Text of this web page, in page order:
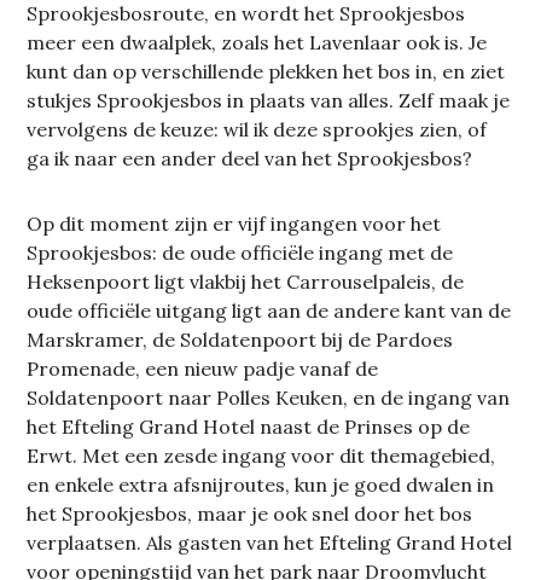
Sprookjesbosroute, en wordt het Sprookjesbos
meer een dwaalplek, zoals het Lavenlaar ook is. Je
kunt dan op verschillende plekken het bos in, en ziet
stukjes Sprookjesbos in plaats van alles. Zelf maak je
vervolgens de keuze: wil ik deze sprookjes zien, of
ga ik naar een ander deel van het Sprookjesbos?
Op dit moment zijn er vijf ingangen voor het
Sprookjesbos: de oude officiële ingang met de
Heksenpoort ligt vlakbij het Carrouselpaleis, de
oude officiële uitgang ligt aan de andere kant van de
Marskramer, de Soldatenpoort bij de Pardoes
Promenade, een nieuw padje vanaf de
Soldatenpoort naar Polles Keuken, en de ingang van
het Efteling Grand Hotel naast de Prinses op de
Erwt. Met een zesde ingang voor dit themagebied,
en enkele extra afsnijroutes, kun je goed dwalen in
het Sprookjesbos, maar je ook snel door het bos
verplaatsen. Als gasten van het Efteling Grand Hotel
voor openingstijd van het park naar Droomvlucht